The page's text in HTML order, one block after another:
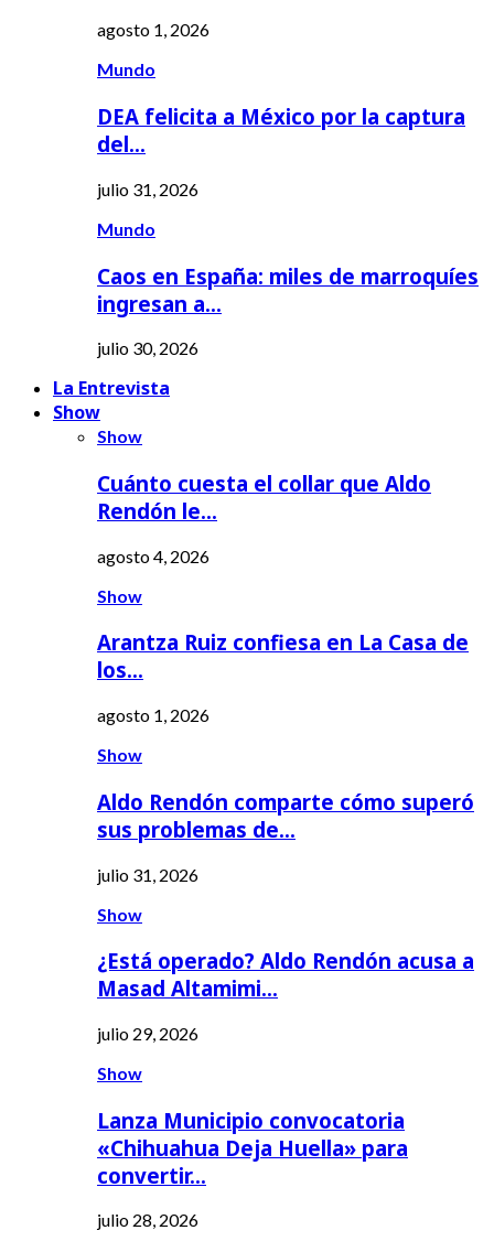
agosto 1, 2026
Mundo
DEA felicita a México por la captura
del…
julio 31, 2026
Mundo
Caos en España: miles de marroquíes
ingresan a…
julio 30, 2026
La Entrevista
Show
Show
Cuánto cuesta el collar que Aldo
Rendón le…
agosto 4, 2026
Show
Arantza Ruiz confiesa en La Casa de
los…
agosto 1, 2026
Show
Aldo Rendón comparte cómo superó
sus problemas de…
julio 31, 2026
Show
¿Está operado? Aldo Rendón acusa a
Masad Altamimi…
julio 29, 2026
Show
Lanza Municipio convocatoria
«Chihuahua Deja Huella» para
convertir…
julio 28, 2026